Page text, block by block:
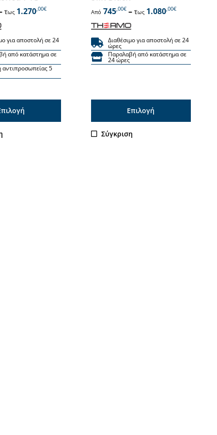
Έως 1.270,00€
για αποστολή σε 24
από κατάστημα σε
αντιπροσωπείας 5
Από 745,00€– Έως 1.080,00€
Διαθέσιμο για αποστολή σε 24
ώρες
Παραλαβή από κατάστημα σε
24 ώρες
Επιλογή
Αυτό
Σύγκριση